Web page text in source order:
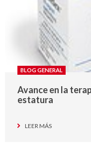
BLOG GENERAL
Avance en la
estatura
LEER MÁS